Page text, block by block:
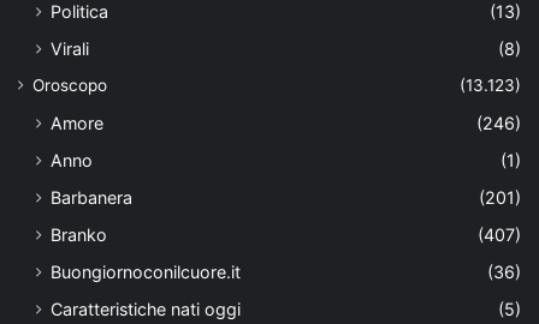
Politica
(13)
Virali
(8)
Oroscopo (13.123)
Amore
(246)
Anno
(1)
Barbanera
(201)
Branko
(407)
Buongiornoconilcuore.it
(36)
Caratteristiche nati oggi
(5)